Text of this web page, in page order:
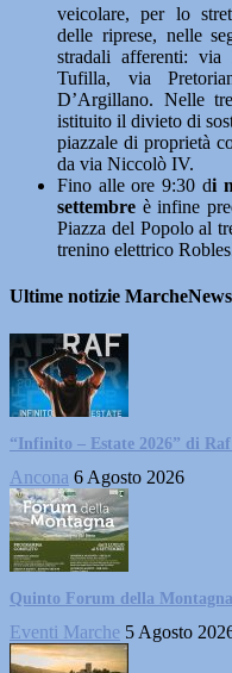
veicolare, per lo
delle riprese, nelle
stradali afferenti:
Tufilla, via
D’Argillano. Nelle
istituito il divieto di
piazzale di proprietà
da via Niccolò IV.
Fino alle ore 9:30 di
settembre è infine
Piazza del Popolo al
trenino elettrico
Ultime notizie
“Infinito – Estate 2026” di
Ancona 6 Agosto 2026
Quinto Forum della
Eventi Marche 5 Agosto